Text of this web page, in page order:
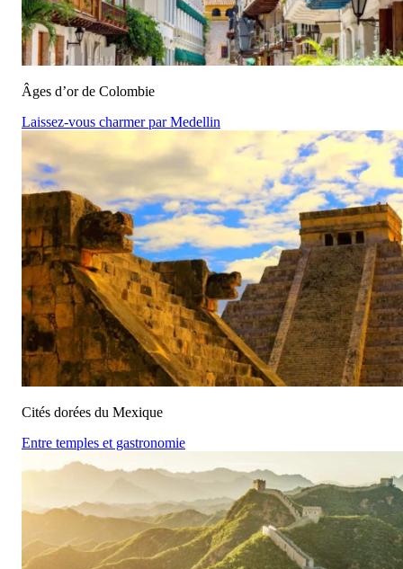
Âges d’or de Colombie
Laissez-vous charmer par Medellin
Cités dorées du Mexique
Entre temples et gastronomie